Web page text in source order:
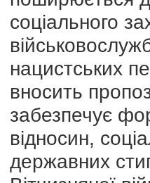
соціального
нацистських
вносить
забезпечує
відносин,
державних